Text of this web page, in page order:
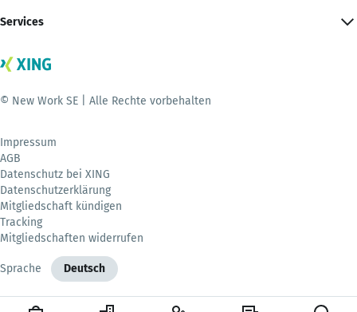
Services
© New Work SE | Alle Rechte vorbehalten
Impressum
AGB
Datenschutz bei XING
Datenschutzerklärung
Mitgliedschaft kündigen
Tracking
Mitgliedschaften widerrufen
Sprache Deutsch